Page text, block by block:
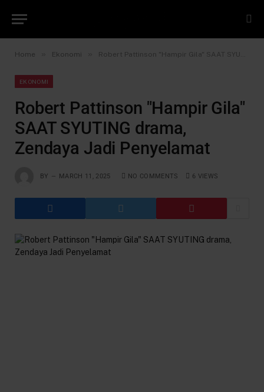
Home Ekonomi Robert Pattinson "Hampir Gila" SAAT SYUTING drama, Zendaya Jadi Penyelamat
EKONOMI
Robert Pattinson "Hampir Gila"
SAAT SYUTING drama,
Zendaya Jadi Penyelamat
BY MARCH 11, 2025 NO COMMENTS 6 VIEWS